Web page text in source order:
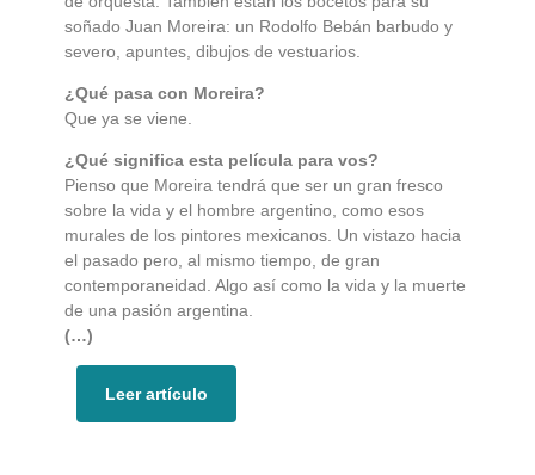
soñado Juan Moreira: un Rodolfo Bebán barbudo y
severo, apuntes, dibujos de vestuarios.
¿Qué pasa con Moreira?
Que ya se viene.
¿Qué significa esta película para vos?
Pienso que Moreira tendrá que ser un gran fresco
sobre la vida y el hombre argentino, como esos
murales de los pintores mexicanos. Un vistazo hacia
el pasado pero, al mismo tiempo, de gran
contemporaneidad. Algo así como la vida y la muerte
de una pasión argentina.
(…)
Leer artículo